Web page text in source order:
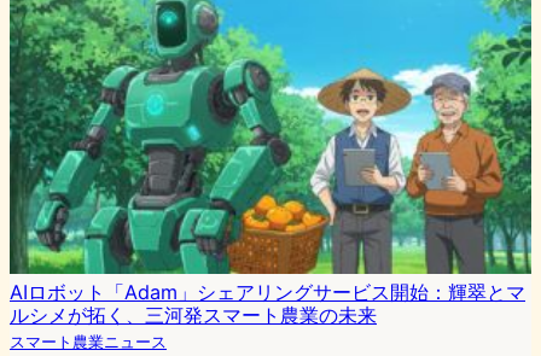
AIロボット「Adam」シェアリングサービス開始：輝翠とマ
ルシメが拓く、三河発スマート農業の未来
スマート農業ニュース